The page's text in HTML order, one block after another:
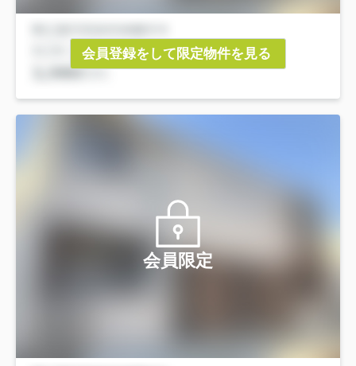
会員登録をして限定物件を見る
会員限定